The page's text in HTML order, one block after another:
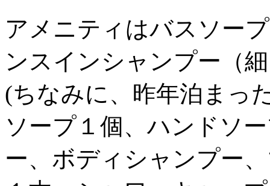
アメニティはバスソー
ンスインシャンプー（
(ちなみに、昨年泊まっ
ソープ１個、ハンドソ
ー、ボディシャンプー